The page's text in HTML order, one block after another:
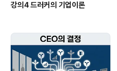
강의4 드러커의 기업이론